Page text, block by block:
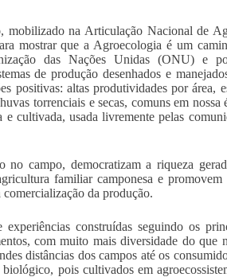
mobilizado na Articulação Nacional de
mostrar que a Agroecologia é um
das Nações Unidas (ONU) e
de produção desenhados e
positivas: altas produtividades por área,
torrenciais e secas, comuns em
cultivada, usada livremente pelas
no campo, democratizam a riqueza
familiar camponesa e
comercialização da produção.
experiências construídas seguindo os
com muito mais diversidade do que
distâncias dos campos até os
pois cultivados em